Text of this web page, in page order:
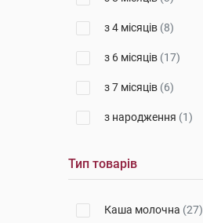
з 4 місяців (8)
з 6 місяців (17)
з 7 місяців (6)
з народження (1)
Тип товарів
Каша молочна (27)